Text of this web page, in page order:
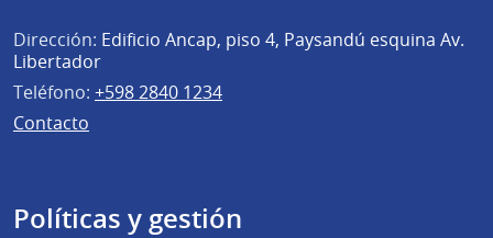
Dirección: Edificio Ancap, piso 4, Paysandú esquina Av.
Libertador
Teléfono: +598 2840 1234
Contacto
Políticas y gestión